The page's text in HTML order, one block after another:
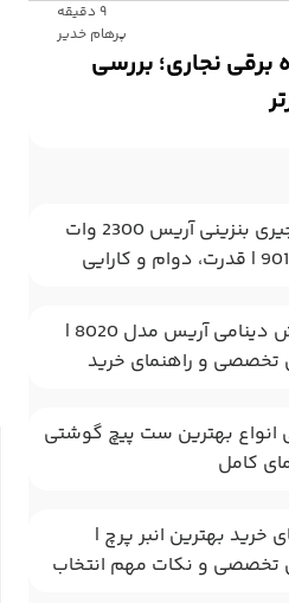
9 دقیقه
پرهام خدیر
برقی نجاری؛ بررسی
اره زنجیری بنزینی آریس 2300 وات
کارواش دینامی آریس مدل 8020 |
تخصصی و راهنمای خرید
انواع بهترین ست پیچ‌ گوشتی
کامل
خرید بهترین انبر پرچ |
تخصصی و نکات مهم انتخاب